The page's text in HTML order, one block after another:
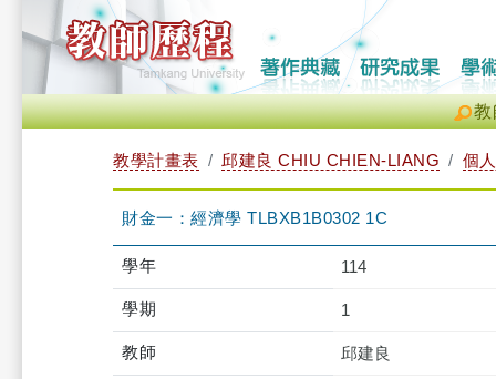
教
教學計畫表 邱建良 CHIU CHIEN-LIANG 個
財金一：經濟學 TLBXB1B0302 1C
學年 114
學期 1
教師 邱建良